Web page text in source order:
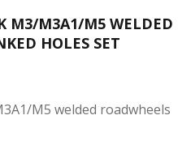
M3/M3A1/M5 WELDED
HOLES SET
M5 welded roadwheels